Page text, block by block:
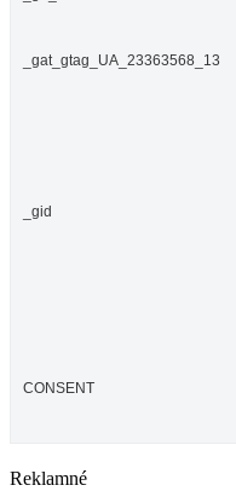
_gat_gtag_UA_23363568_13
_gid
CONSENT
Reklamné